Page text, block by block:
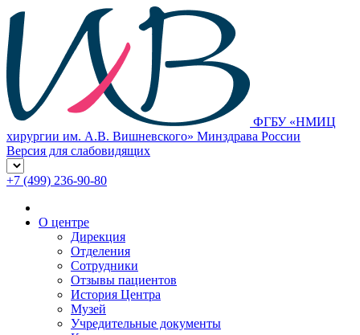
ФГБУ «НМИЦ
хирургии им. А.В. Вишневского» Минздрава России
Версия для слабовидящих
+7 (499) 236-90-80
О центре
Дирекция
Отделения
Сотрудники
Отзывы пациентов
История Центра
Музей
Учредительные документы